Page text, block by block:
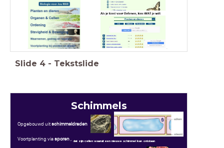
Slide 4 - Tekstslide
Schimmels
Opgebouwd uitschimmeldraden
Voortplanting viasporen , dat zijn cellen waaruit een nieuwe schimmel kan ontstaan